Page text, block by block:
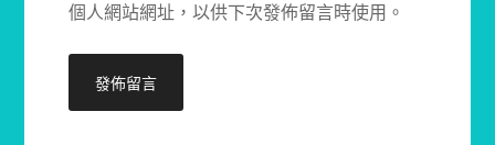
個人網站網址，以供下次發佈留言時使用。